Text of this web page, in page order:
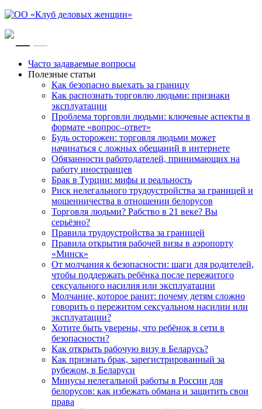
RUEN
Часто задаваемые вопросы
Полезные статьи
Как безопасно выехать за границу
Как распознать торговлю людьми: признаки
эксплуатации
Проблема торговли людьми: ключевые аспекты в
формате «вопрос–ответ»
Будь осторожен: торговля людьми может
начинаться с ложных обещаний в интернете
Обязанности работодателей, принимающих на
работу иностранцев
Брак в Турции: мифы и реальность
Риск нелегального трудоустройства за границей и
мошенничества в отношении белорусов
Торговля людьми? Рабство в 21 веке? Вы
серьёзно?
Правила трудоустройства за границей
Правила открытия рабочей визы в аэропорту
«Минск»
От молчания к безопасности: шаги для родителей,
чтобы поддержать ребёнка после пережитого
сексуального насилия или эксплуатации
Молчание, которое ранит: почему детям сложно
говорить о пережитом сексуальном насилии или
эксплуатации?
Хотите быть уверены, что ребёнок в сети в
безопасности?
Как открыть рабочую визу в Беларусь?
Как признать брак, зарегистрированный за
рубежом, в Беларуси
Минусы нелегальной работы в России для
белорусов: как избежать обмана и защитить свои
права